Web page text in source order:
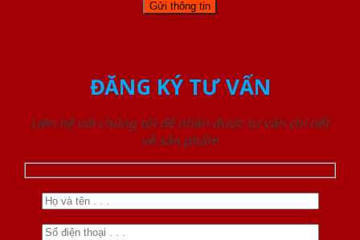
ĐĂNG KÝ TƯ VẤN
Liên hệ với chúng tôi để nhận được tư vấn chi tiết
về sản phẩm